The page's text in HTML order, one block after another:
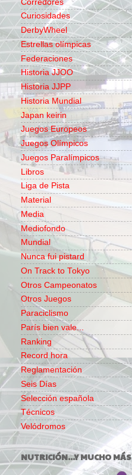
Corredores
Curiosidades
DerbyWheel
Estrellas olímpicas
Federaciones
Historia JJOO
Historia JJPP
Historia Mundial
Japan keirin
Juegos Europeos
Juegos Olímpicos
Juegos Paralímpicos
Libros
Liga de Pista
Material
Media
Mediofondo
Mundial
Nunca fui pistard
On Track to Tokyo
Otros Campeonatos
Otros Juegos
Paraciclismo
París bien vale...
Ranking
Record hora
Reglamentación
Seis Días
Selección española
Técnicos
Velódromos
NUTRICIÓN...Y MUCHO MÁS